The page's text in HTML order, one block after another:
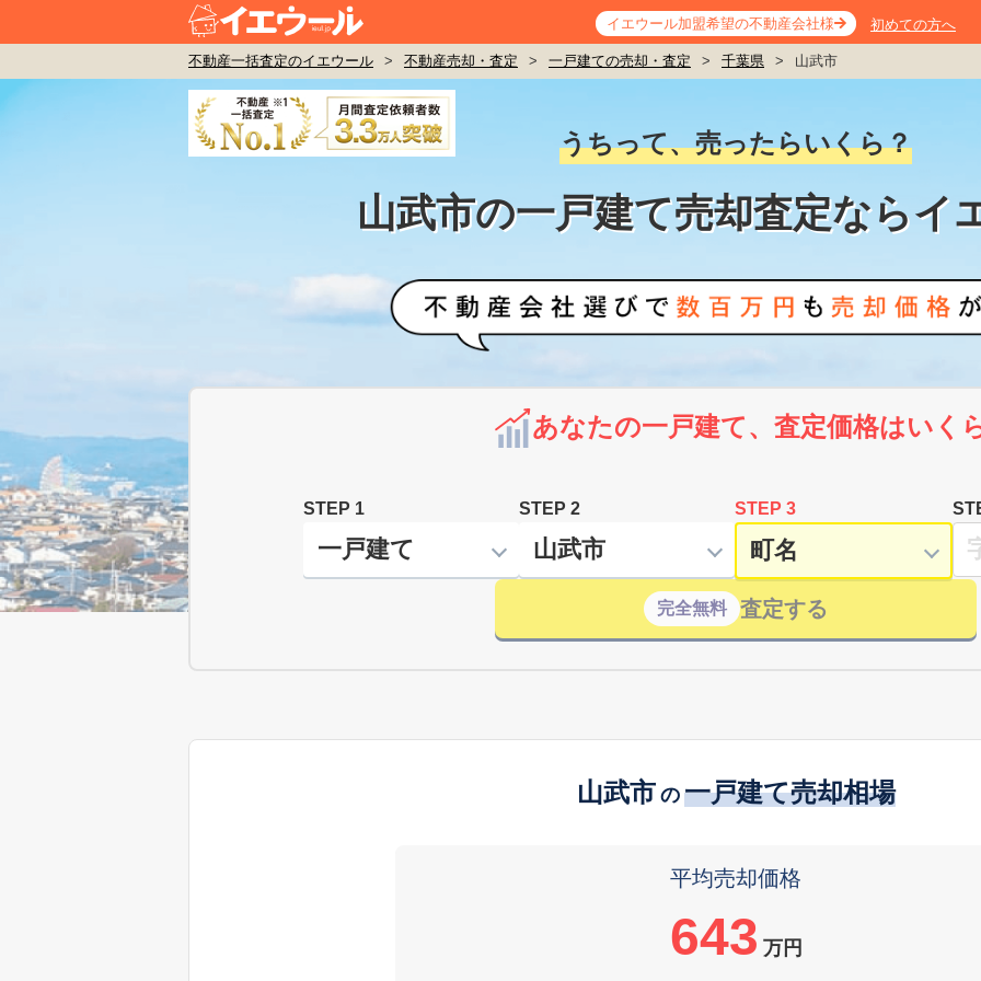
イエウール加盟希望の不動産会社様 初めての方へ
不動産一括査定のイエウール > 不動産売却・査定 > 一戸建ての売却・査定 > 千葉県 > 山武市
うちって、売ったらいくら？
山武市の一戸建て売却査定ならイ
あなたの一戸建て、査定価格はいく
STEP 1 STEP 2 STEP 3
完全無料 査定する
山武市 の 一戸建て売却相場
平均売却価格
643 万円